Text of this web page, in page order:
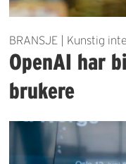
BRANSJE | Kunstig
OpenAI har
brukere